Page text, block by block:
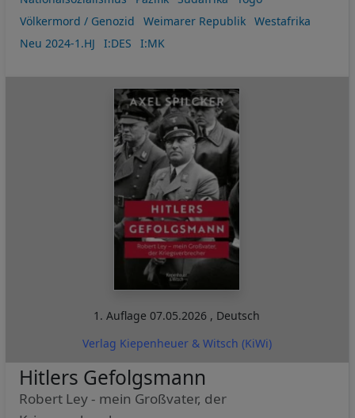
Völkermord / Genozid
Weimarer Republik
Westafrika
Neu 2024-1.HJ
I:DES I:MK
1. Auflage07.05.2026 , Deutsch
Verlag Kiepenheuer & Witsch (KiWi)
Hitlers Gefolgsmann
Robert Ley - mein Großvater, der